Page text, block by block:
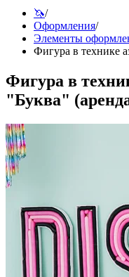
🦄/
Оформления/
Элементы
Фигура в технике
Фигура в
"Буква"